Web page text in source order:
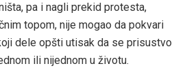
pa i nagli prekid protesta,
topom, nije mogao da pokvari
dele opšti utisak da se prisustvo
ili nijednom u životu.